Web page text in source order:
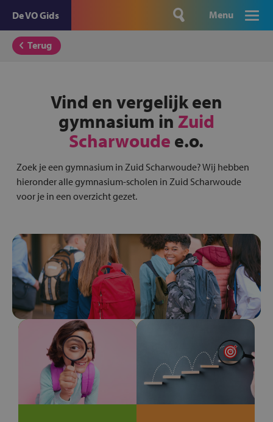
De VO Gids Menu
Terug
Vind en vergelijk een
gymnasium in Zuid
Scharwoude e.o.
Zoek je een gymnasium in Zuid Scharwoude? Wij hebben
hieronder alle gymnasium-scholen in Zuid Scharwoude
voor je in een overzicht gezet.